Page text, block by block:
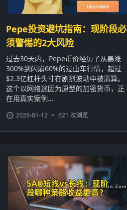
Pepe投资避坑指南：现阶段必
须警惕的2大风险
过去30天内，Pepe币价经历了从暴涨
300%到闪崩60%的过山车行情，超过
$2.3亿杠杆头寸在剧烈波动中被清算。
这个以网络迷因为原型的加密货币，正
在用真实案例...
2026-01-12 • 621 次浏览